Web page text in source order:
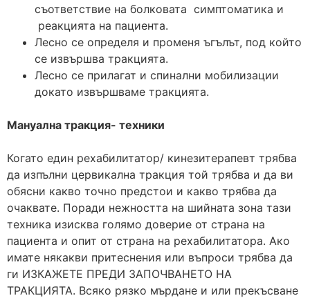
съответствие на болковата симптоматика и
реакцията на пациента.
Лесно се определя и променя ъгълът, под който
се извършва тракцията.
Лесно се прилагат и спинални мобилизации
докато извършваме тракцията.
Мануална тракция- техники
Когато един рехабилитатор/ кинезитерапевт трябва
да изпълни цервикална тракция той трябва и да ви
обясни какво точно предстои и какво трябва да
очаквате. Поради нежността на шийната зона тази
техника изисква голямо доверие от страна на
пациента и опит от страна на рехабилитатора. Ако
имате някакви притеснения или въпроси трябва да
ги ИЗКАЖЕТЕ ПРЕДИ ЗАПОЧВАНЕТО НА
ТРАКЦИЯТА. Всяко рязко мърдане и или прекъсване